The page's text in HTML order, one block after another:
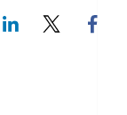
LinkedIn